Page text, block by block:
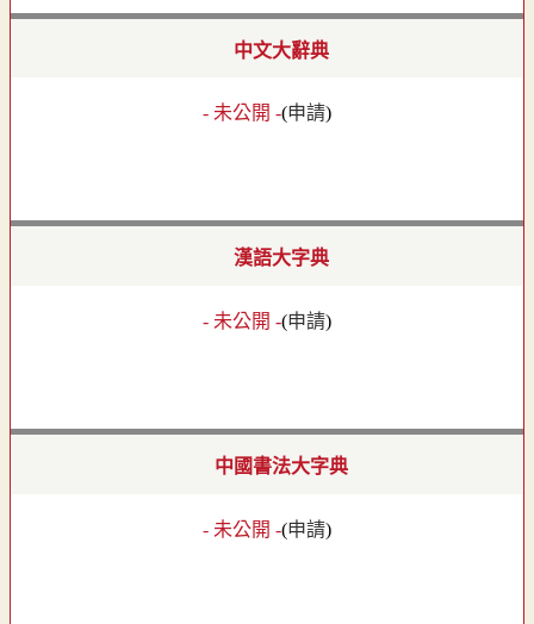
中文大辭典
- 未公開 -(申請)
漢語大字典
- 未公開 -(申請)
中國書法大字典
- 未公開 -(申請)